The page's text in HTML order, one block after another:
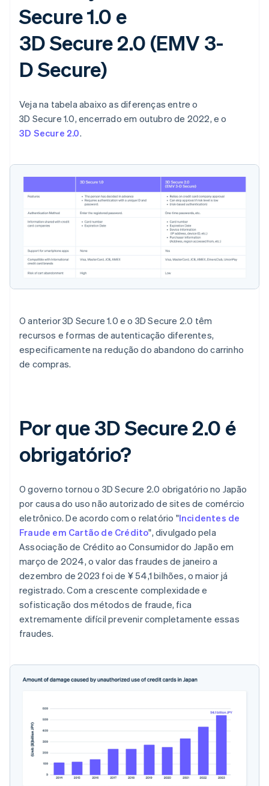
Secure 1.0 e
3D Secure 2.0 (EMV 3-
D Secure)
Veja na tabela abaixo as diferenças entre o
3D Secure 1.0, encerrado em outubro de 2022, e o
3D Secure 2.0.
O anterior 3D Secure 1.0 e o 3D Secure 2.0 têm
recursos e formas de autenticação diferentes,
especificamente na redução do abandono do carrinho
de compras.
Por que 3D Secure 2.0 é
obrigatório?
O governo tornou o 3D Secure 2.0 obrigatório no Japão
por causa do uso não autorizado de sites de comércio
eletrônico. De acordo com o relatório "Incidentes de
Fraude em Cartão de Crédito", divulgado pela
Associação de Crédito ao Consumidor do Japão em
março de 2024, o valor das fraudes de janeiro a
dezembro de 2023 foi de ¥ 54,1 bilhões, o maior já
registrado. Com a crescente complexidade e
sofisticação dos métodos de fraude, fica
extremamente difícil prevenir completamente essas
fraudes.